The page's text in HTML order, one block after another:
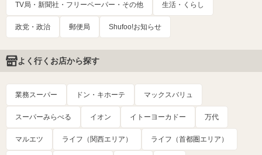
TV局・新聞社・フリーペーパー・その他 生活・くらし
政党・政治 郵便局 Shufoo!お知らせ
よく行くお店から探す
業務スーパー ドン・キホーテ マックスバリュ
スーパーみらべる イオン イトーヨーカドー 万代
マルエツ ライフ（関西エリア） ライフ（首都圏エリア）